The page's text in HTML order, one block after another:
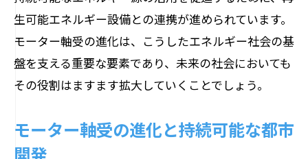
生可能エネルギー設備との連携が進められています。
モーター軸受の進化は、こうしたエネルギー社会の基
盤を支える重要な要素であり、未来の社会においても
その役割はますます拡大していくことでしょう。
モーター軸受の進化と持続可能な都市
開発